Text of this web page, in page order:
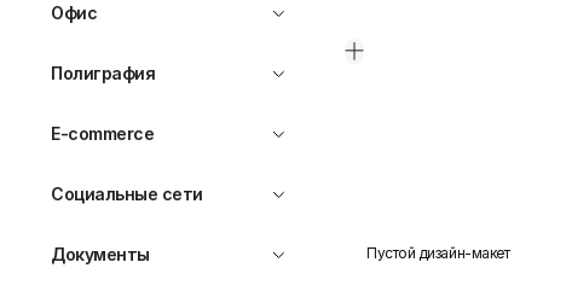
Офис
Полиграфия
E-commerce
Социальные сети
Документы Пустой дизайн-макет